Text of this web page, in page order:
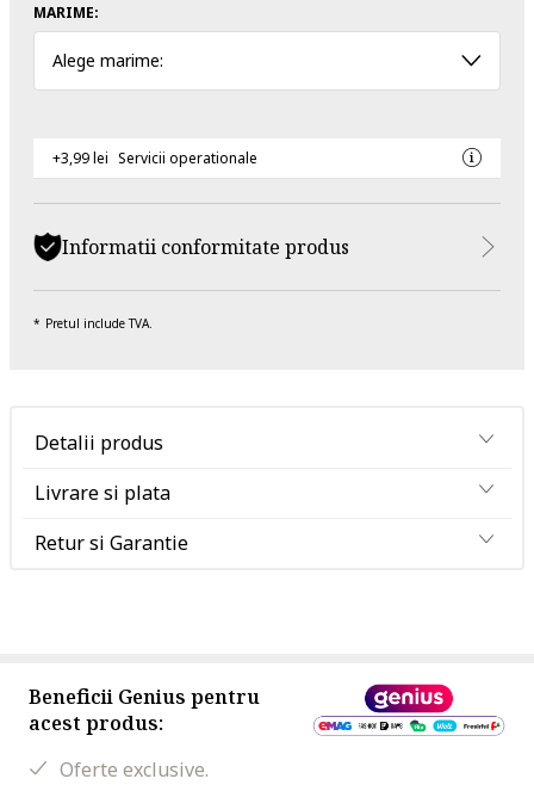
MARIME:
Alege marime:
+3,99 lei Servicii operationale
Informatii conformitate produs
Pretul include TVA.
Detalii produs
Livrare si plata
Retur si Garantie
Beneficii Genius pentru
acest produs:
Oferte exclusive.